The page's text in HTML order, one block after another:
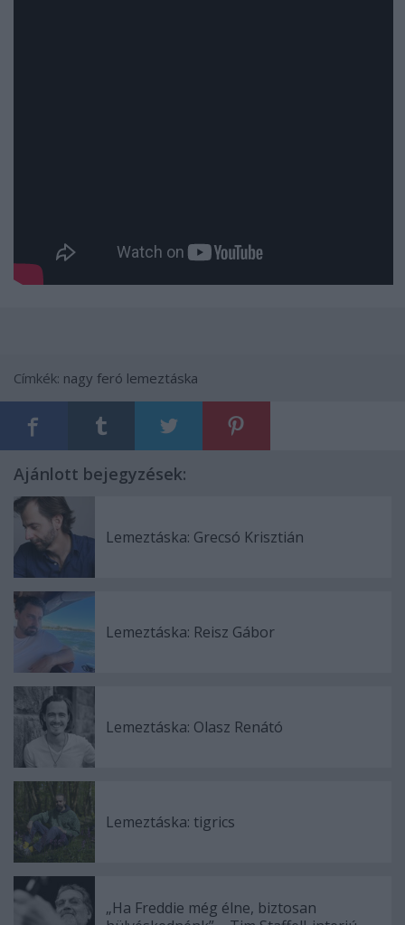
Címkék: nagy feró lemeztáska
Ajánlott bejegyzések:
Lemeztáska: Grecsó Krisztián
Lemeztáska: Reisz Gábor
Lemeztáska: Olasz Renátó
Lemeztáska: tigrics
„Ha Freddie még élne, biztosan